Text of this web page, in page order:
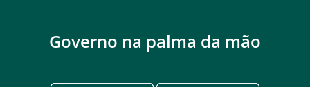
Governo na palma da mão